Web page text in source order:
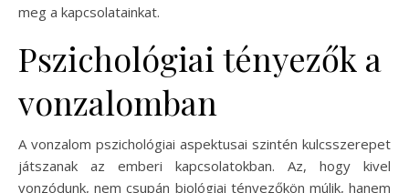
meg a kapcsolatainkat.
Pszichológiai tényezők a
vonzalomban
A vonzalom pszichológiai aspektusai szintén kulcsszerepet
játszanak az emberi kapcsolatokban. Az, hogy kivel
vonzódunk, nem csupán biológiai tényezőkön múlik, hanem